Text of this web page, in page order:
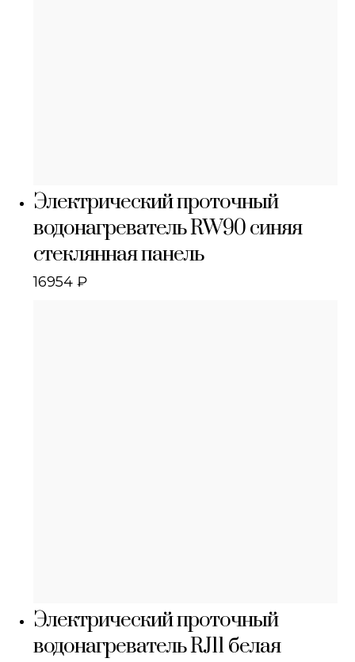
Электрический проточный
водонагреватель RW90 синяя
стеклянная панель
16954₽
Электрический проточный
водонагреватель RJ11 белая